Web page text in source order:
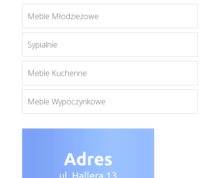
Meble Młodzieżowe
Sypialnie
Meble Kuchenne
Meble Wypoczynkowe